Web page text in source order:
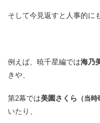
そして今見返すと人事的に
例えば、暁千星編では海乃
きや、
第2幕では美園さくら （当時
いたり、